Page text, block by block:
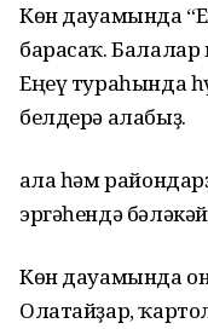
Көн дауамында
барасаҡ. Балалар
Еңеү тураһында
белдерә алабыҙ.
Ҡала һәм
эргәһендә
Көн дауамында
Олатайҙар,